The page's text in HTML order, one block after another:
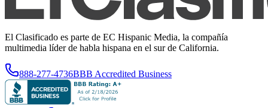
El Clasificado es parte de EC Hispanic Media, la compañía
multimedia líder de habla hispana en el sur de California.
888-277-4736BBB Accredited Business